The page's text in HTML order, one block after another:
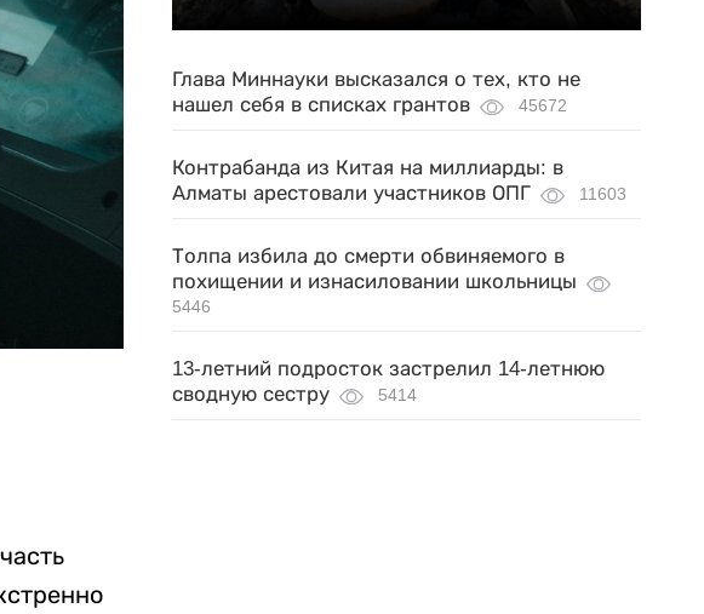
Глава Миннауки высказался о тех, кто не
нашел себя в списках грантов
45672
Контрабанда из Китая на миллиарды: в
Алматы арестовали участников ОПГ
11603
Толпа избила до смерти обвиняемого в
похищении и изнасиловании школьницы
5446
13-летний подросток застрелил 14-летнюю
сводную сестру
5414